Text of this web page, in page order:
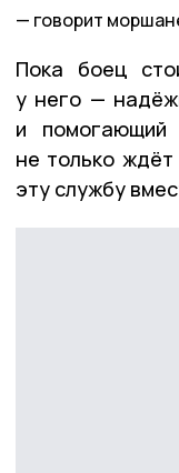
говорит
Пока боец
у него —
и
не только
эту службу